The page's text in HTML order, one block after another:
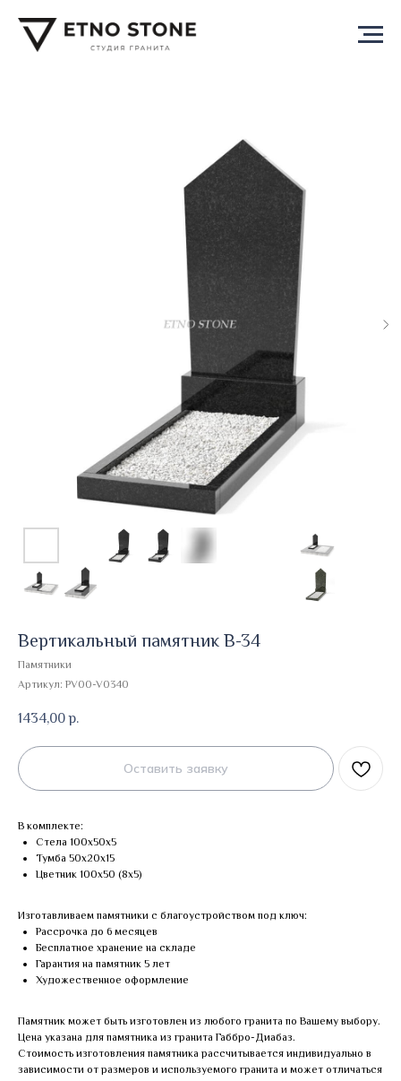
Вертикальный памятник В-34
Памятники
Артикул: PV00-V0340
1434,00 р.
Оставить заявку
В комплекте:
Стела 100х50х5
Тумба 50х20х15
Цветник 100х50 (8х5)
Изготавливаем памятники с благоустройством под ключ:
Рассрочка до 6 месяцев
Бесплатное хранение на складе
Гарантия на памятник 5 лет
Художественное оформление
Памятник может быть изготовлен из любого гранита по Вашему выбору.
Цена указана для памятника из гранита Габбро-Диабаз.
Стоимость изготовления памятника рассчитывается индивидуально в
зависимости от размеров и используемого гранита и может отличаться